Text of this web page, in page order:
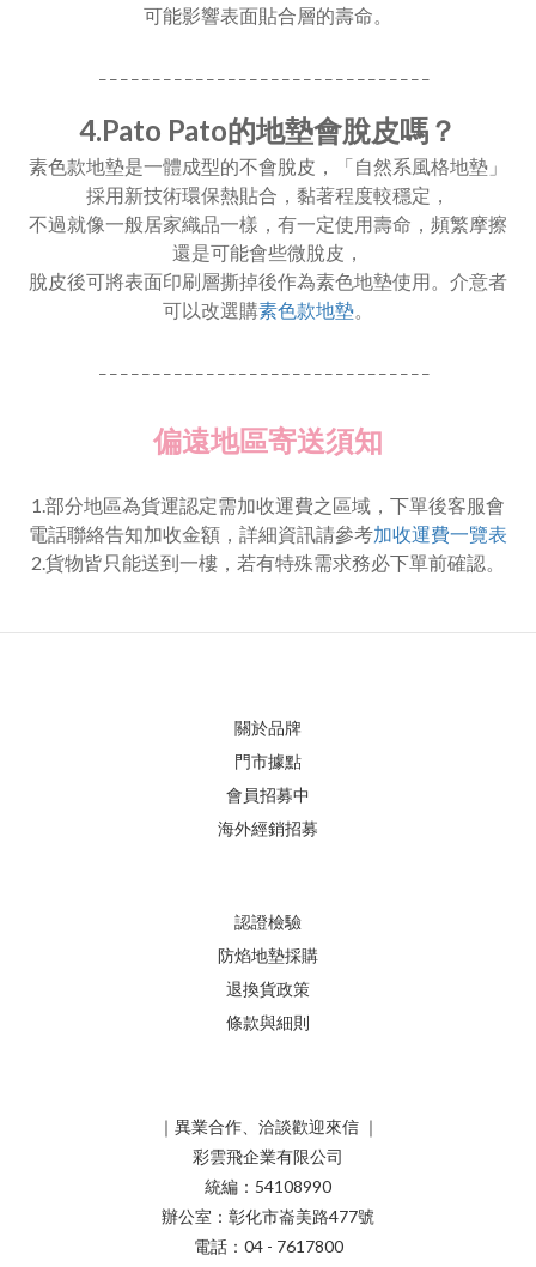
可能影響表面貼合層的壽命。
4.Pato Pato的地墊會脫皮嗎？
素色款地墊是一體成型的不會脫皮，
「自然系風格地墊」
採用新技術環保熱貼合，黏著程度較穩定，
不過就像一般居家織品一樣，有一定使用壽命，頻繁摩擦
還是可能會些微脫皮，
脫皮後可將表面印刷層撕掉後作為素色地墊使用。介意者
可以改選購素色款地墊。
偏遠地區寄送須知
1.部分地區為貨運認定需加收運費之區域，下單後客服會
電話聯絡告知加收金額，詳細資訊請參考加收運費一覽表
2.貨物皆只能送到一樓，若有特殊需求務必下單前確認。
關於品牌
門市據點
會員招募中
海外經銷招募
認證檢驗
防焰地墊採購
退換貨政策
條款與細則
｜異業合作、洽談歡迎來信 ｜
彩雲飛企業有限公司
統編：54108990
辦公室：彰化市崙美路477號
電話：04 - 7617800